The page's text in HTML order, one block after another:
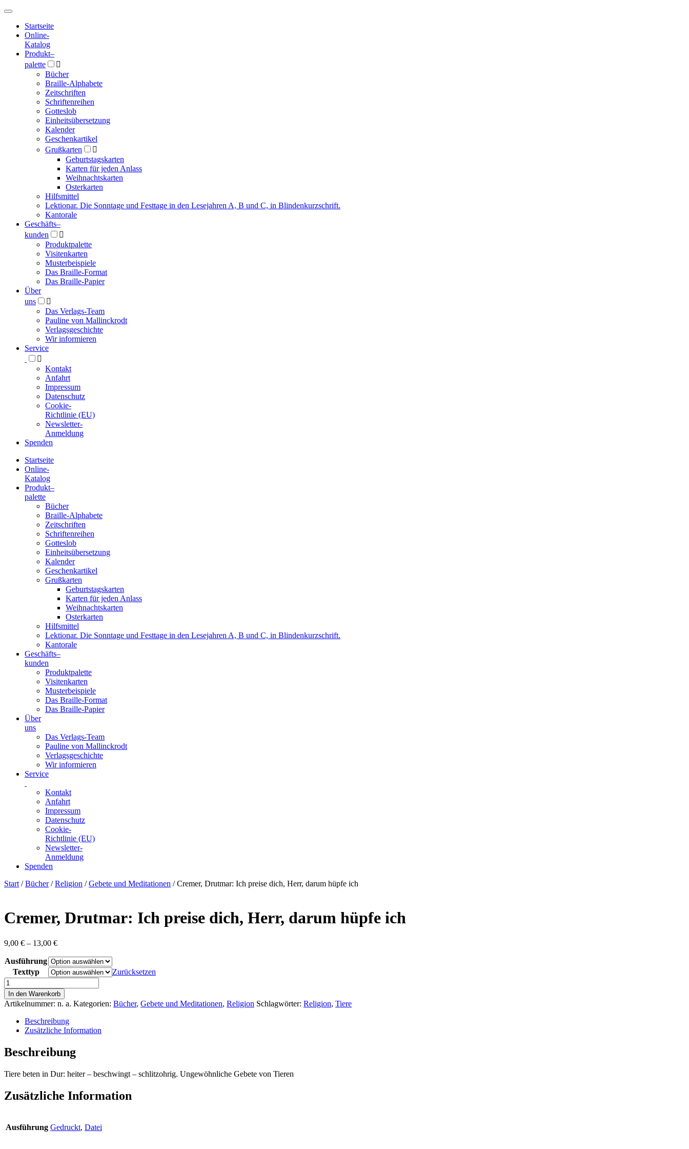
Hauptmenü
Hauptmenü
Startseite
Online-
Katalog
Produkt–
palette

Bücher
Braille-Alphabete
Zeitschriften
Schriftenreihen
Gotteslob
Einheitsübersetzung
Kalender
Geschenkartikel
Grußkarten

Geburtstagskarten
Karten für jeden Anlass
Weihnachtskarten
Osterkarten
Hilfsmittel
Lektionar. Die Sonntage und Festtage in den Lesejahren A, B und C, in Blindenkurzschrift.
Kantorale
Geschäfts­–
kunden

Produktpalette
Visitenkarten
Musterbeispiele
Das Braille-Format
Das Braille-Papier
Über
uns

Das Verlags-Team
Pauline von Mallinckrodt
Verlagsgeschichte
Wir informieren
Service

Kontakt
Anfahrt
Impressum
Datenschutz
Cookie-
Richtlinie (EU)
Newsletter-
Anmeldung
Spenden
Blindenschrift-
Verlag
Druckerei
gGmbH
Startseite
Online-
Katalog
Produkt–
palette
Bücher
Braille-Alphabete
Zeitschriften
Schriftenreihen
Gotteslob
Einheitsübersetzung
Kalender
Geschenkartikel
Grußkarten
Geburtstagskarten
Karten für jeden Anlass
Weihnachtskarten
Osterkarten
Hilfsmittel
Lektionar. Die Sonntage und Festtage in den Lesejahren A, B und C, in Blindenkurzschrift.
Kantorale
Geschäfts­–
kunden
Produktpalette
Visitenkarten
Musterbeispiele
Das Braille-Format
Das Braille-Papier
Über
uns
Das Verlags-Team
Pauline von Mallinckrodt
Verlagsgeschichte
Wir informieren
Service
Kontakt
Anfahrt
Impressum
Datenschutz
Cookie-
Richtlinie (EU)
Newsletter-
Anmeldung
Spenden
Skip
Start /Bücher/Religion /Gebete und Meditationen / Cremer, Drutmar: Ich preise dich, Herr, darum hüpfe ich
Cremer, Drutmar: Ich preise dich, Herr, darum hüpfe ich
9,00 € – 13,00 €Preisspanne:
bis
13,00 €
Ausführung
Texttyp
Zurücksetzen
Cremer,
Drutmar:
Ich
preise
dich,
Herr,
hüpfe
ich
In den Warenkorb
Artikelnummer: n. a. Kategorien: Bücher, Gebete und Meditationen, Religion Schlagwörter: Religion, Tiere
Beschreibung
Zusätzliche Information
Beschreibung
Tiere beten in Dur: heiter – beschwingt – schlitzohrig. Ungewöhnliche Gebete von Tieren
Zusätzliche Information
Ausführung Gedruckt, Datei